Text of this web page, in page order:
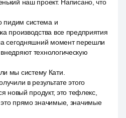
наш проект. Написано, что
пидим система и
производства все предприятия
сегодняшний момент перешли
технологическую
мы систему Кати.
в результате этого
новый продукт, это тефлекс,
это прямо значимые, значимые